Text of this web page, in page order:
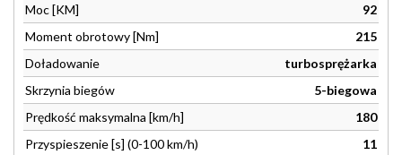
Moc [KM]
92
Moment obrotowy [Nm]
215
Doładowanie
turbosprężarka
Skrzynia biegów
5-biegowa
Prędkość maksymalna [km/h]
180
Przyspieszenie [s] (0-100 km/h)
11